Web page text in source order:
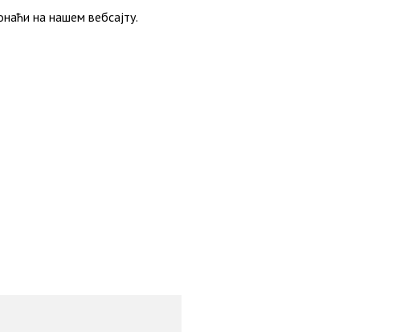
на нашем вебсајту.